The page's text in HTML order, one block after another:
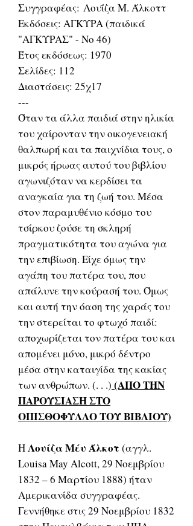
Συγγραφέας: Λουΐζα Μ. Άλκοττ
Εκδόσεις: ΑΓΚΥΡΑ (παιδικά
"ΑΓΚΥΡΑΣ" - Νο 46)
Έτος εκδόσεως: 1970
Σελίδες: 112
Διαστάσεις: 25χ17
---
Όταν τα άλλα παιδιά στην ηλικία
του χαίρονταν την οικογενειακή
θαλπωρή και τα παιχνίδια τους, ο
μικρός ήρωας αυτού του βιβλίου
αγωνιζόταν να κερδίσει τα
αναγκαία για τη ζωή του. Μέσα
στον παραμυθένιο κόσμο του
τσίρκου ζούσε τη σκληρή
πραγματικότητα του αγώνα για
την επιβίωση. Είχε όμως την
αγάπη του πατέρα του, που
απάλυνε την κούρασή του. Όμως
και αυτή την όαση της χαράς του
την στερείται το φτωχό παιδί:
αποχωρίζεται τον πατέρα του και
απομένει μόνο, μικρό δέντρο
μέσα στην καταιγίδα της κακίας
των ανθρώπων. (. . .) (ΑΠΟ ΤΗΝ
ΠΑΡΟΥΣΙΑΣΗ ΣΤΟ
ΟΠΙΣΘΟΦΥΛΛΟ ΤΟΥ ΒΙΒΛΙΟΥ)
ΗΛουίζα Μέυ Άλκοτ (αγγλ.
Louisa May Alcott, 29 Νοεμβρίου
1832 – 6 Μαρτίου 1888) ήταν
Αμερικανίδα συγγραφέας.
Γεννήθηκε στις 29 Νοεμβρίου 1832